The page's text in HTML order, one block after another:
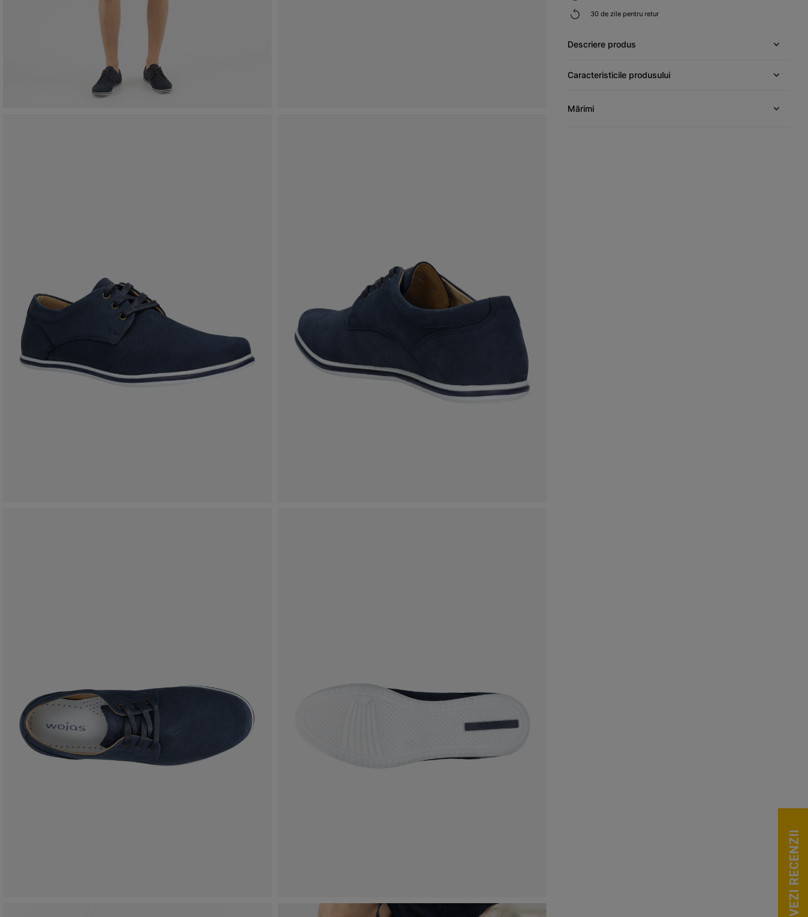
30 de zile pentru retur
Descriere produs
Caracteristicile produsului
Mărimi
VEZI RECENZII